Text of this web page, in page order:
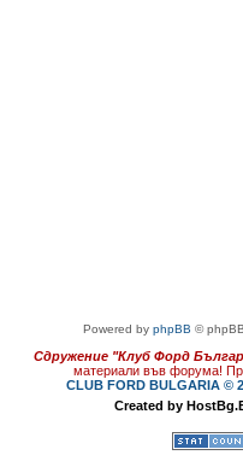
Powered by phpBB ©
Сдружение "Клуб Форд
материали във форума!
CLUB FORD BULGARIA ©
Created by